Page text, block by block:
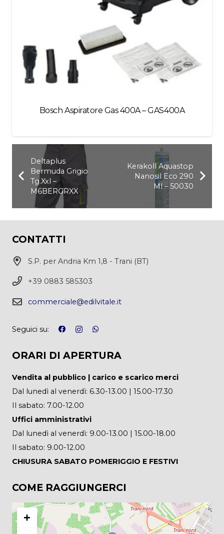
Bosch Aspiratore Gas 400A – GAS400A
Deltaplus
Bermuda Grigio
Tg.Xxl –
M6BERGRXX
Kerakoll Aquastop
Nanosil Eco 290
Ml – 50030
CONTATTI
S.P. per Andria Km 1,8 - Trani (BT)
+39 0883 585303
commerciale@edilvitale.it
Seguici su:
ORARI DI APERTURA
Vendita al pubblico | carico e scarico merci
Dal lunedì al venerdì: 6.30-13.00 | 15.00-17.30
Il sabato: 7.00-12.00
Uffici amministrativi
Dal lunedì al venerdì: 9.00-13.00 | 15.00-18.00
Il sabato: 9.00-12.00
CHIUSURA SABATO POMERIGGIO E FESTIVI
COME RAGGIUNGERCI
+